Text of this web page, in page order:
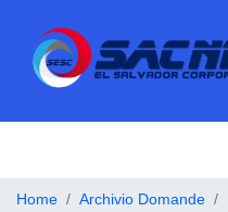
Home Archivio Domande